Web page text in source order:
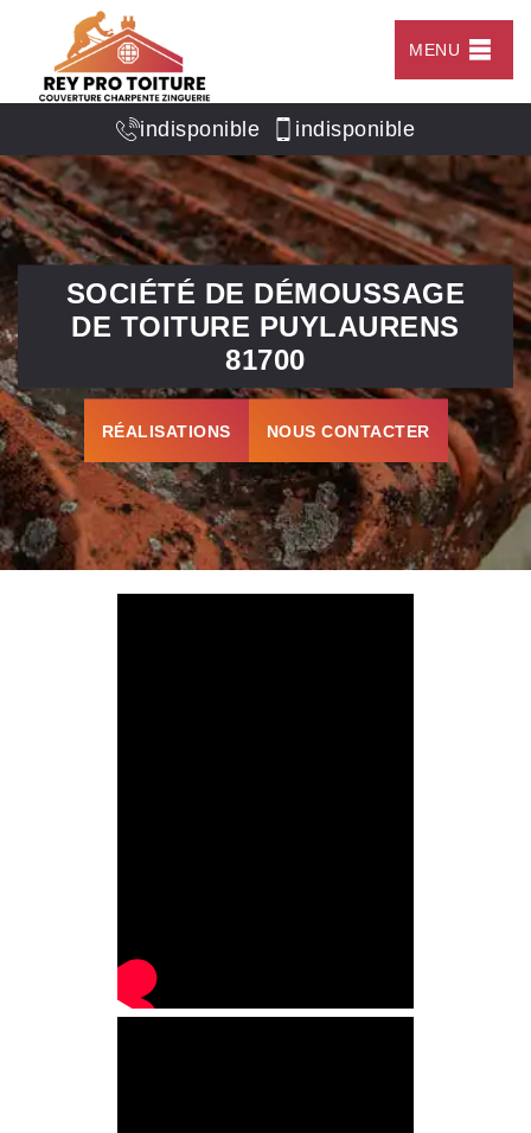
MENU
indisponible indisponible
SOCIÉTÉ DE DÉMOUSSAGE
DE TOITURE PUYLAURENS
81700
RÉALISATIONS NOUS CONTACTER